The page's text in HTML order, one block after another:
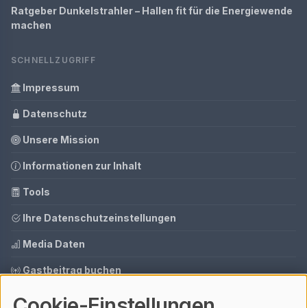
Ratgeber Dunkelstrahler – Hallen fit für die Energiewende
machen
SCHNELLZUGRIFF
Impressum
Datenschutz
Unsere Mission
Informationen zur Inhalt
Tools
Ihre Datenschutzeinstellungen
Media Daten
Gastbeitrag buchen